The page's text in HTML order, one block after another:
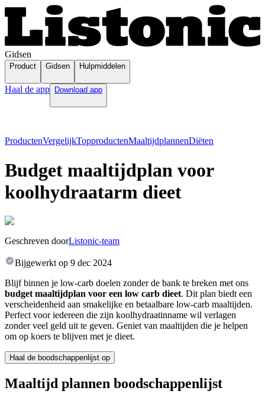
Gidsen
Product Gidsen Hulpmiddelen
Haal de app Download app
ProductenVergelijkTopproductenMaaltijdplannenDiëten
Budget maaltijdplan voor
koolhydraatarm dieet
Geschreven doorListonic-team
Bijgewerkt op 9 dec 2024
Blijf binnen je low-carb doelen zonder de bank te breken met ons
budget maaltijdplan voor een low carb dieet. Dit plan biedt een
verscheidenheid aan smakelijke en betaalbare low-carb maaltijden.
Perfect voor iedereen die zijn koolhydraatinname wil verlagen
zonder veel geld uit te geven. Geniet van maaltijden die je helpen
om op koers te blijven met je dieet.
Haal de boodschappenlijst op
Maaltijd plannen boodschappenlijst